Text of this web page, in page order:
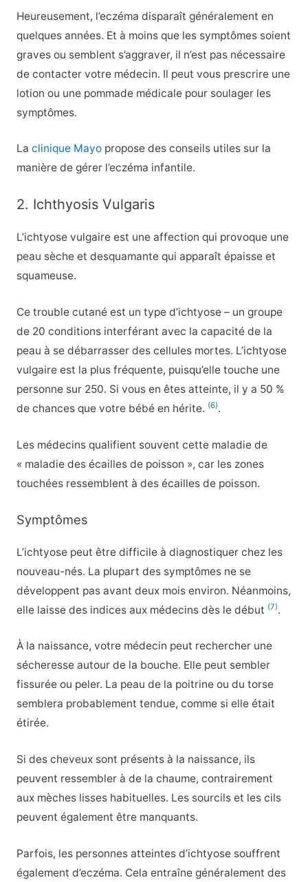
Heureusement, l’eczéma disparaît généralement en
quelques années. Et à moins que les symptômes soient
graves ou semblent s’aggraver, il n’est pas nécessaire
de contacter votre médecin. Il peut vous prescrire une
lotion ou une pommade médicale pour soulager les
symptômes.
La clinique Mayopropose des conseils utiles sur la
manière de gérer l’eczéma infantile.
2. Ichthyosis Vulgaris
L’ichtyose vulgaire est une affection qui provoque une
peau sèche et desquamante qui apparaît épaisse et
squameuse.
Ce trouble cutané est un type d’ichtyose – un groupe
de 20 conditions interférant avec la capacité de la
peau à se débarrasser des cellules mortes. L’ichtyose
vulgaire est la plus fréquente, puisqu’elle touche une
personne sur 250. Si vous en êtes atteinte, il y a 50 %
de chances que votre bébé en hérite. (6).
Les médecins qualifient souvent cette maladie de
« maladie des écailles de poisson », car les zones
touchées ressemblent à des écailles de poisson.
Symptômes
L’ichtyose peut être difficile à diagnostiquer chez les
nouveau-nés. La plupart des symptômes ne se
développent pas avant deux mois environ. Néanmoins,
elle laisse des indices aux médecins dès le début (7).
À la naissance, votre médecin peut rechercher une
sécheresse autour de la bouche. Elle peut sembler
fissurée ou peler. La peau de la poitrine ou du torse
semblera probablement tendue, comme si elle était
étirée.
Si des cheveux sont présents à la naissance, ils
peuvent ressembler à de la chaume, contrairement
aux mèches lisses habituelles. Les sourcils et les cils
peuvent également être manquants.
Parfois, les personnes atteintes d’ichtyose souffrent
également d’eczéma. Cela entraîne généralement des